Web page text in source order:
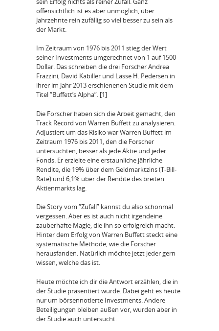
offensichtlich ist es aber unmöglich, über
Jahrzehnte rein zufällig so viel besser zu sein als
der Markt.
Im Zeitraum von 1976 bis 2011 stieg der Wert
seiner Investments umgerechnet von 1 auf 1500
Dollar. Das schreiben die drei Forscher Andrea
Frazzini, David Kabiller und Lasse H. Pedersen in
ihrer im Jahr 2013 erschienenen Studie mit dem
Titel “Buffett’s Alpha”. [1]
Die Forscher haben sich die Arbeit gemacht, den
Track Record von Warren Buffett zu analysieren.
Adjustiert um das Risiko war Warren Buffett im
Zeitraum 1976 bis 2011, den die Forscher
untersuchten, besser als jede Aktie und jeder
Fonds. Er erzielte eine erstaunliche jährliche
Rendite, die 19% über dem Geldmarktzins (T-Bill-
Rate) und 6,1% über der Rendite des breiten
Aktienmarkts lag.
Die Story vom “Zufall” kannst du also schonmal
vergessen. Aber es ist auch nicht irgendeine
zauberhafte Magie, die ihn so erfolgreich macht.
Hinter dem Erfolg von Warren Buffett steckt eine
systematische Methode, wie die Forscher
herausfanden. Natürlich möchte jetzt jeder gern
wissen, welche das ist.
Heute möchte ich dir die Antwort erzählen, die in
der Studie präsentiert wurde. Dabei geht es heute
nur um börsennotierte Investments. Andere
Beteiligungen bleiben außen vor, wurden aber in
der Studie auch untersucht.